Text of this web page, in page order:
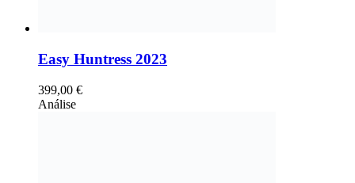
Easy Huntress 2023
399,00 €
Análise